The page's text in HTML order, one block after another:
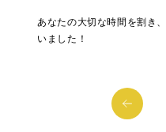
あなたの大切な時間を割き
いました！